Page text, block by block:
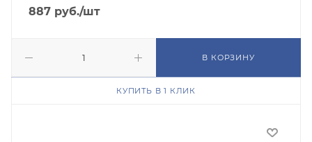
887 руб./шт
В КОРЗИНУ
КУПИТЬ В 1 КЛИК